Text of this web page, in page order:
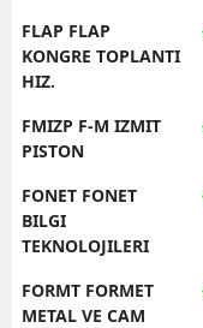
FLAP FLAP
KONGRE TOPLANTI
HIZ.
FMIZP F-M IZMIT
PISTON
FONET FONET
BILGI
TEKNOLOJILERI
FORMT FORMET
METAL VE CAM